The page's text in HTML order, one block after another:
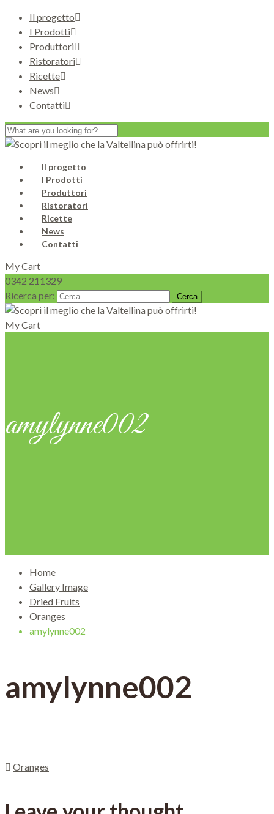
Il progetto
I Prodotti
Produttori
Ristoratori
Ricette
News
Contatti
Il progetto
I Prodotti
Produttori
Ristoratori
Ricette
News
Contatti
My Cart
0342 211329
Ricerca per:
My Cart
amylynne002
Home
Gallery Image
Dried Fruits
Oranges
amylynne002
amylynne002
Oranges